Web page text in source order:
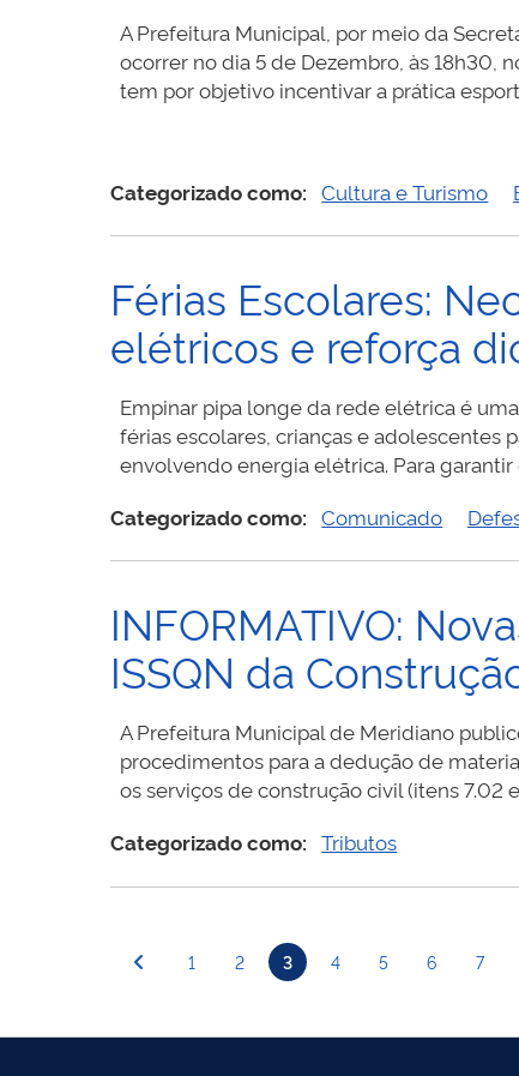
A Prefeitura Municipal, por meio da
ocorrer no dia 5 de Dezembro, às 18h30,
tem por objetivo incentivar a prática
Categorizado como: Cultura e Turismo
Férias Escolares:
elétricos e reforça
Empinar pipa longe da rede elétrica é
férias escolares, crianças e adolescentes
envolvendo energia elétrica. Para
Categorizado como: Comunicado
INFORMATIVO:
ISSQN da
A Prefeitura Municipal de Meridiano
procedimentos para a dedução de
os serviços de construção civil (itens 7.02
Categorizado como: Tributos
Paginação
posts
1 2 3 4 5 6 7